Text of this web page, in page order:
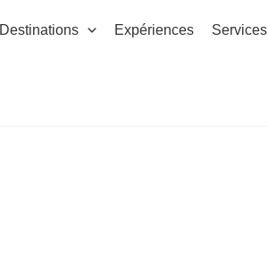
Destinations Expériences Services